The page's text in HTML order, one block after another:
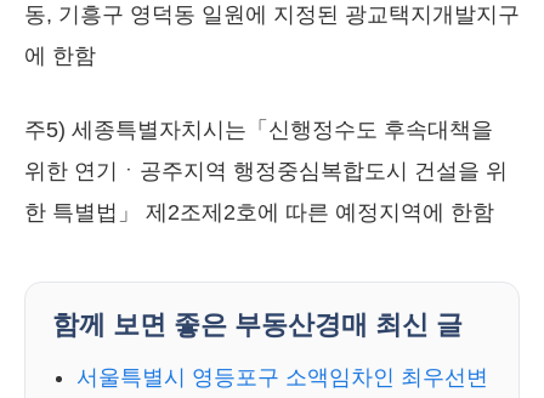
동, 기흥구 영덕동 일원에 지정된 광교택지개발지구
에 한함
주5) 세종특별자치시는「신행정수도 후속대책을
위한 연기ㆍ공주지역 행정중심복합도시 건설을 위
한 특별법」 제2조제2호에 따른 예정지역에 한함
함께 보면 좋은 부동산경매 최신 글
서울특별시 영등포구 소액임차인 최우선변